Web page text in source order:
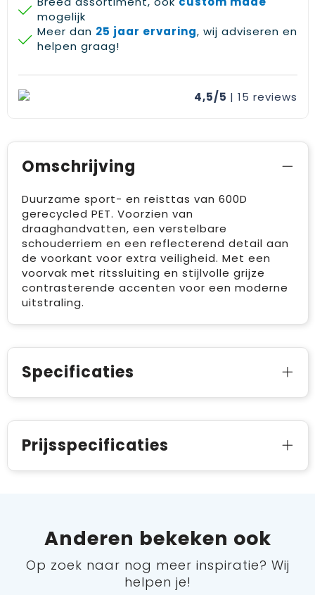
mogelijk
Meer dan 25 jaar ervaring, wij adviseren en
helpen graag!
4,5/5 | 15 reviews
Omschrijving
Duurzame sport- en reisttas van 600D
gerecycled PET. Voorzien van
draaghandvatten, een verstelbare
schouderriem en een reflecterend detail aan
de voorkant voor extra veiligheid. Met een
voorvak met ritssluiting en stijlvolle grijze
contrasterende accenten voor een moderne
uitstraling.
Specificaties
Prijsspecificaties
Anderen bekeken ook
Op zoek naar nog meer inspiratie? Wij
helpen je!